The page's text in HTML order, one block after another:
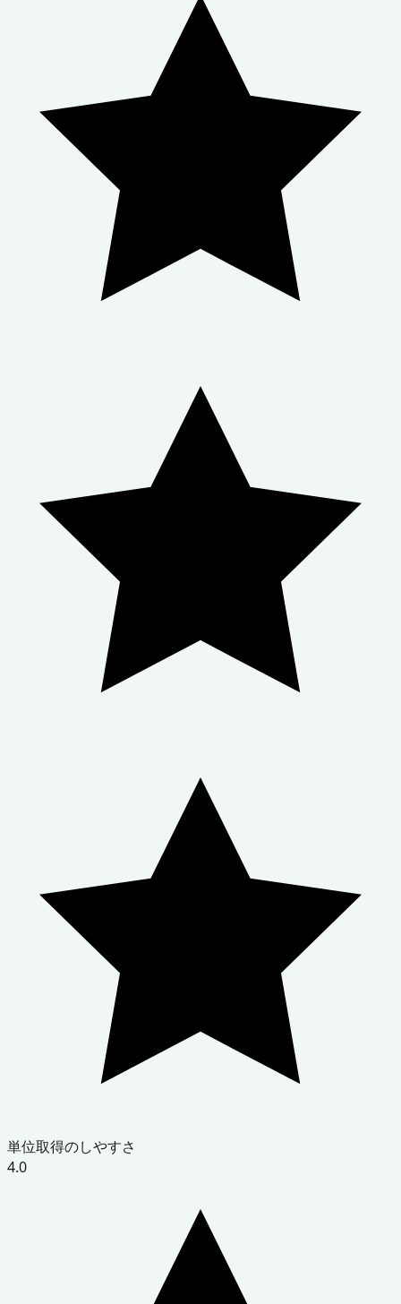
単位取得のしやすさ
4.0